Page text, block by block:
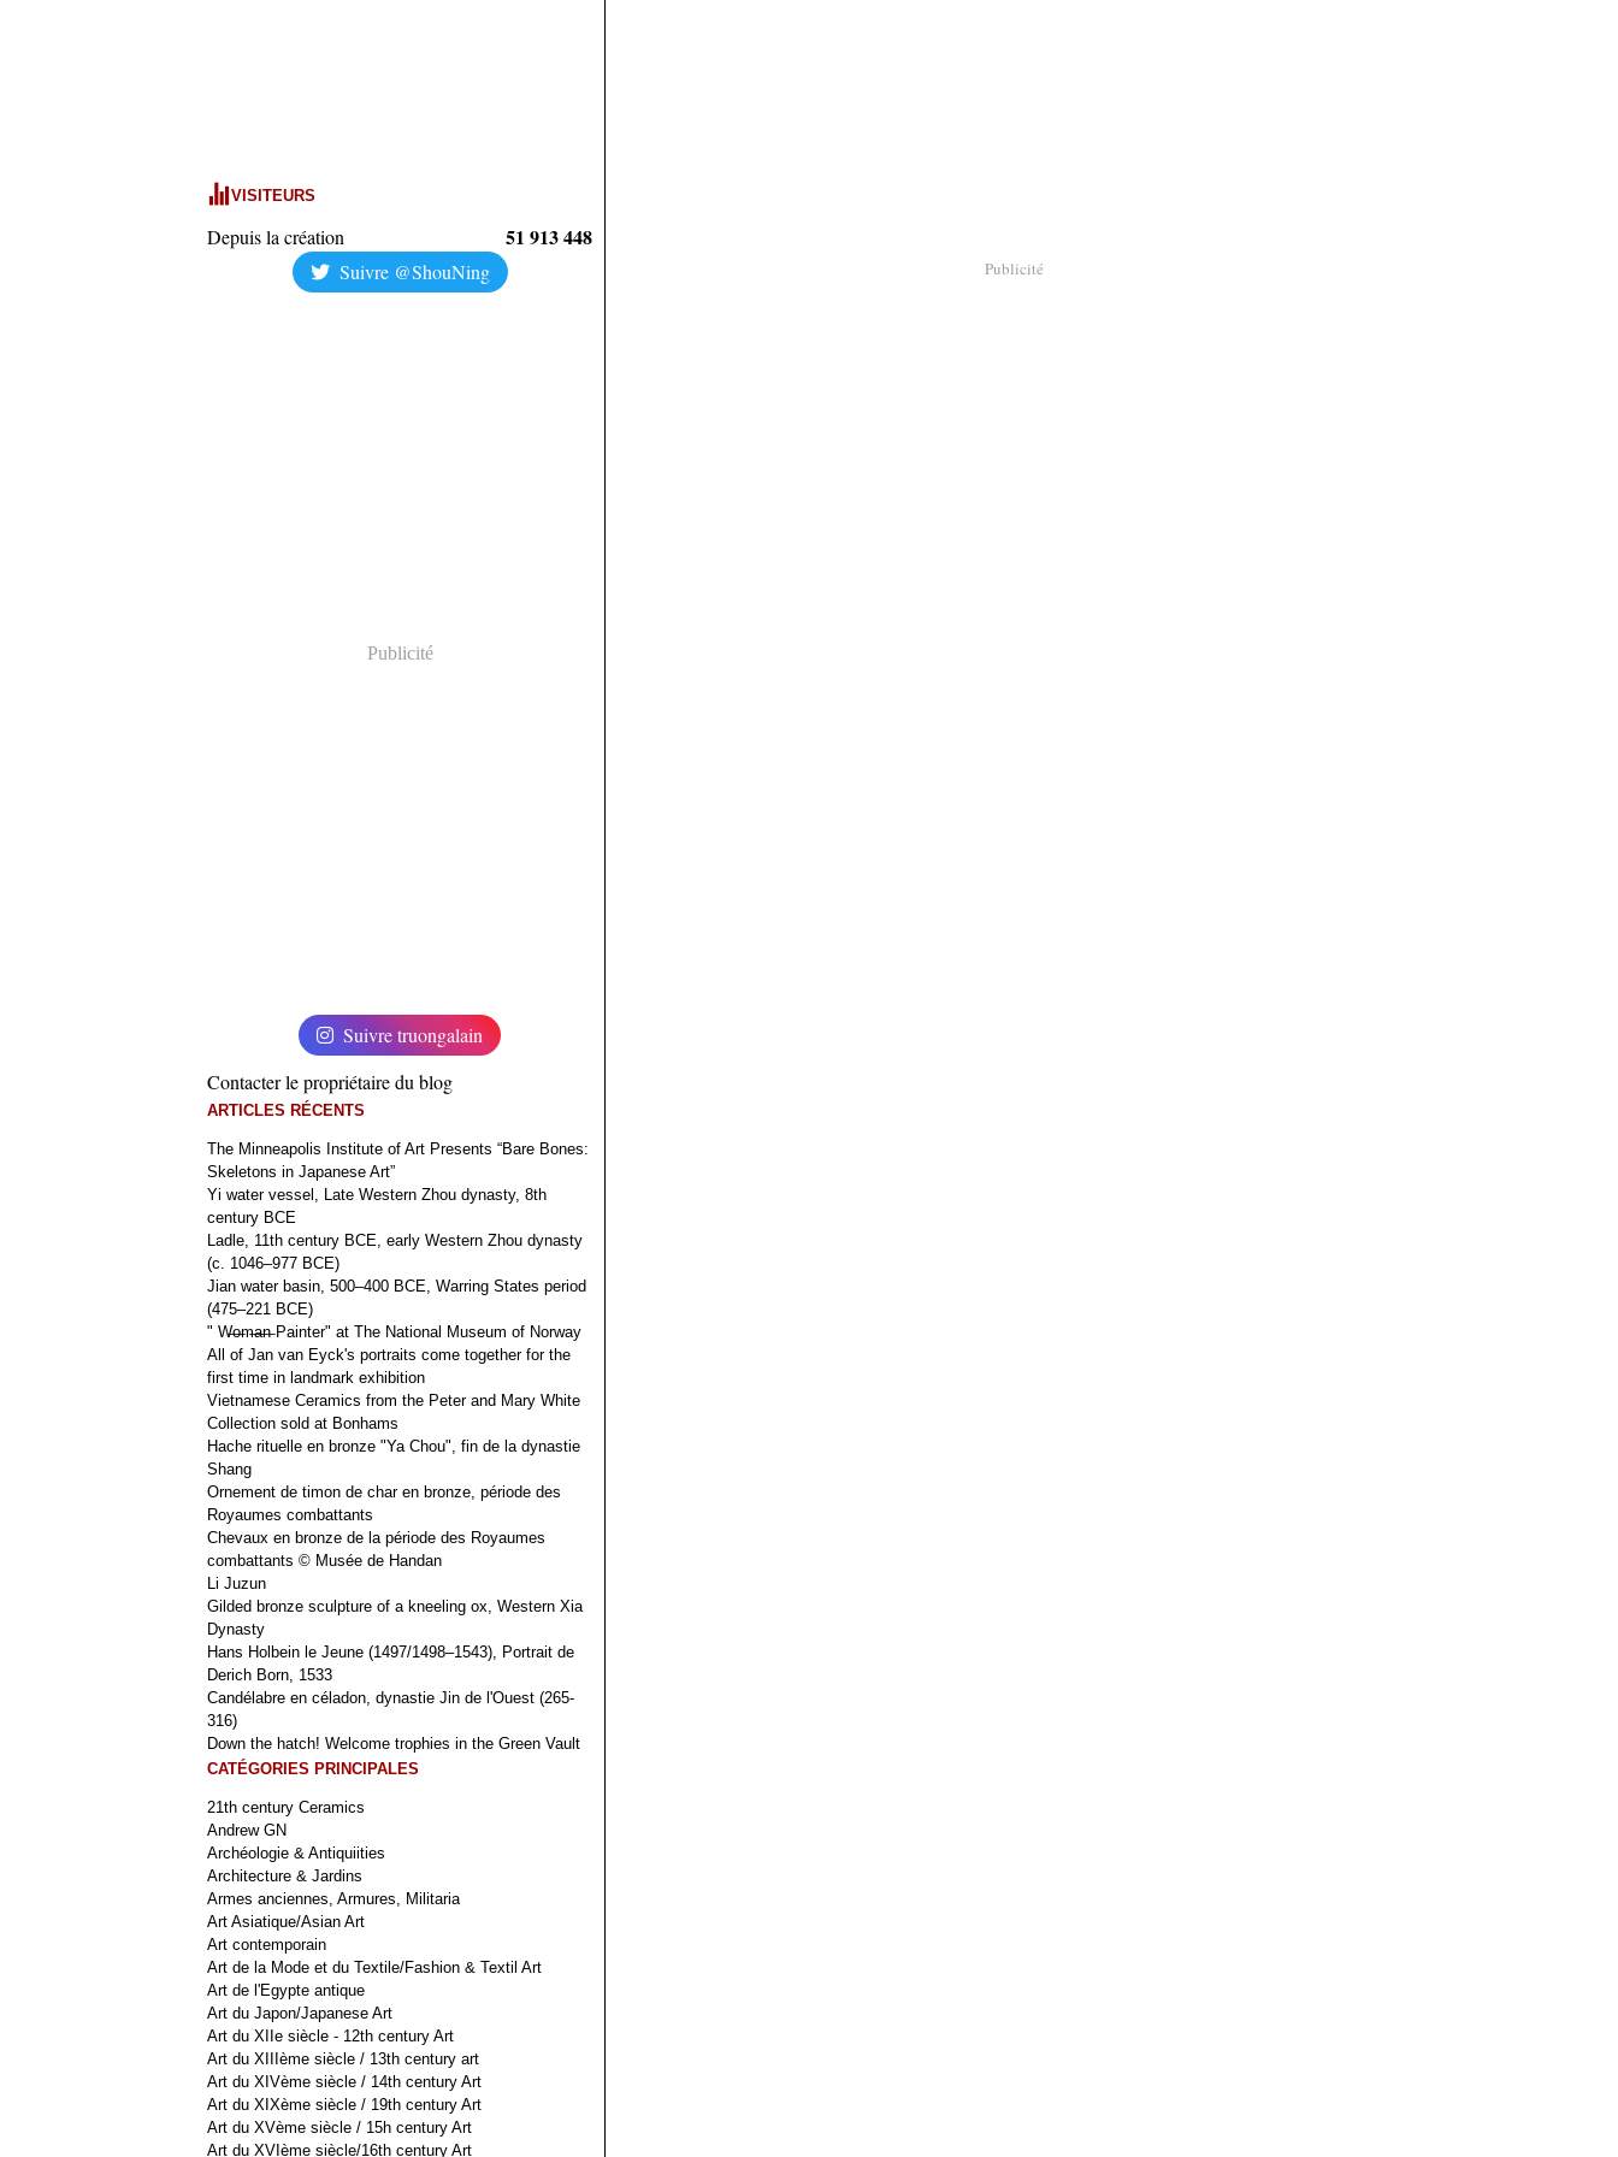
VISITEURS
Depuis la création 51 913 448
Suivre @ShouNing
Publicité
Suivre truongalain
Contacter le propriétaire du blog
ARTICLES RÉCENTS
The Minneapolis Institute of Art Presents “Bare Bones:
Skeletons in Japanese Art”
Yi water vessel, Late Western Zhou dynasty, 8th
century BCE
Ladle, 11th century BCE, early Western Zhou dynasty
(c. 1046–977 BCE)
Jian water basin, 500–400 BCE, Warring States period
(475–221 BCE)
" W̶o̶m̶a̶n̶ Painter" at The National Museum of Norway
All of Jan van Eyck's portraits come together for the
first time in landmark exhibition
Vietnamese Ceramics from the Peter and Mary White
Collection sold at Bonhams
Hache rituelle en bronze "Ya Chou", fin de la dynastie
Shang
Ornement de timon de char en bronze, période des
Royaumes combattants
Chevaux en bronze de la période des Royaumes
combattants © Musée de Handan
Li Juzun
Gilded bronze sculpture of a kneeling ox, Western Xia
Dynasty
Hans Holbein le Jeune (1497/1498–1543), Portrait de
Derich Born, 1533
Candélabre en céladon, dynastie Jin de l'Ouest (265-
316)
Down the hatch! Welcome trophies in the Green Vault
CATÉGORIES PRINCIPALES
21th century Ceramics
Andrew GN
Archéologie & Antiquiities
Architecture & Jardins
Armes anciennes, Armures, Militaria
Art Asiatique/Asian Art
Art contemporain
Art de la Mode et du Textile/Fashion & Textil Art
Art de l'Egypte antique
Art du Japon/Japanese Art
Art du XIIe siècle - 12th century Art
Art du XIIIème siècle / 13th century art
Art du XIVème siècle / 14th century Art
Art du XIXème siècle / 19th century Art
Art du XVème siècle / 15h century Art
Art du XVIème siècle/16th century Art
Publicité